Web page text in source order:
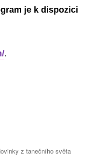
je k dispozici
.
z tanečního světa